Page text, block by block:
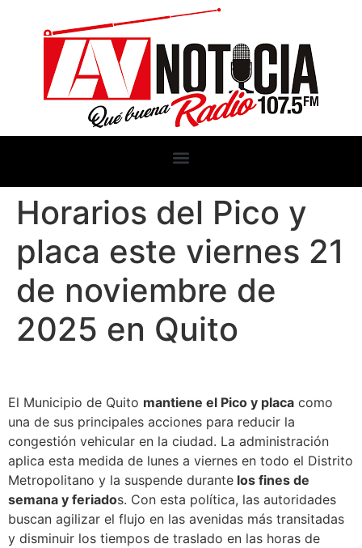
Horarios del Pico y
placa este viernes 21
de noviembre de
2025 en Quito
El Municipio de Quito mantiene el Pico y placa como
una de sus principales acciones para reducir la
congestión vehicular en la ciudad. La administración
aplica esta medida de lunes a viernes en todo el Distrito
Metropolitano y la suspende durante los fines de
semana y feriados. Con esta política, las autoridades
buscan agilizar el flujo en las avenidas más transitadas
y disminuir los tiempos de traslado en las horas de